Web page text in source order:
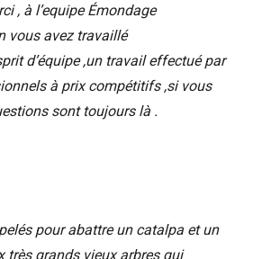
, à l’equipe Émondage
vous avez travaillé
d’équipe ,un travail effectué par
à prix compétitifs ,si vous
sont toujours là .
pour abattre un catalpa et un
très grands vieux arbres qui